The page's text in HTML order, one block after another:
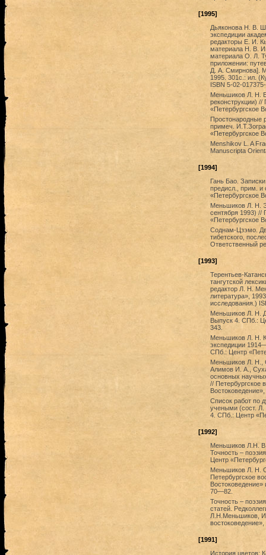
[1995]
Дьяконова Н. В.
экспедиции
редакторы Е. И.
материала Н. В.
материала О. Л.
приложении:
Д. А. Смирнова].
1995. 301с.: ил.
ISBN 5-02-
Меньшиков Л. Н.
реконструкции)
«Петербургское
Простонародные
примеч.
«Петербургское
Menshikov L. A
Manuscripta
[1994]
Гань Бао.
предисл., прим.
«Петербургское
Меньшиков Л. Н.
сентября 1993) //
«Петербургское
Соднам-Цзэмо.
тибетского,
Ответственный
[1993]
Терентьев-
тангутской
редактор Л. Н.
литература»,
исследования.)
Меньшиков Л. Н.
Выпуск 4. СПб.:
343.
Меньшиков Л. Н. К
экспедиции
СПб.: Центр
Меньшиков Л. Н.,
Алимов И. А.,
основных
// Петербургское
Список работ по
учеными (сост. Л.
4. СПб.: Центр
[1992]
Меньшиков Л.Н.
Точность –
Центр
Меньшиков Л. Н.
Петербургское
70—82.
Точность –
статей.
Л.Н.Меньшиков,
востоковедение»,
[1991]
История цветов: